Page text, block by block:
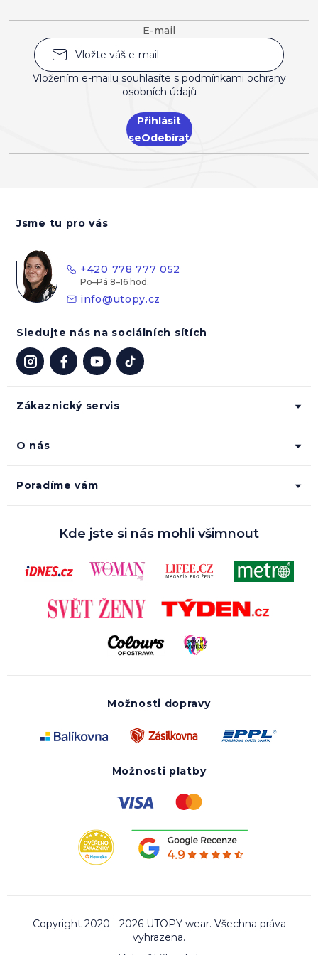
E-mail
Vložením e-mailu souhlasíte s podmínkami ochrany
osobních údajů
Přihlásit
se
Zákaznický servis
O nás
Poradíme vám
Jsme tu pro vás
+420 778 777 052
info@utopy.cz
Sledujte nás na sociálních sítích
Kde jste si nás mohli všimnout
Možnosti dopravy
Možnosti platby
Copyright 2020 - 2026 UTOPY wear. Všechna práva
vyhrazena.